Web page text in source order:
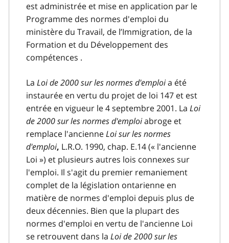
est administrée et mise en application par le
Programme des normes d'emploi du
ministère du Travail, de l’Immigration, de la
Formation et du Développement des
compétences .
La Loi de 2000 sur les normes d'emploia été
instaurée en vertu du projet de loi 147 et est
entrée en vigueur le 4 septembre 2001. La Loi
de 2000 sur les normes d'emploiabroge et
remplace l'ancienneLoi sur les normes
d'emploi, L.R.O. 1990, chap. E.14 (« l'ancienne
Loi ») et plusieurs autres lois connexes sur
l'emploi. Il s'agit du premier remaniement
complet de la législation ontarienne en
matière de normes d'emploi depuis plus de
deux décennies. Bien que la plupart des
normes d'emploi en vertu de l'ancienne Loi
se retrouvent dans la Loi de 2000 sur les